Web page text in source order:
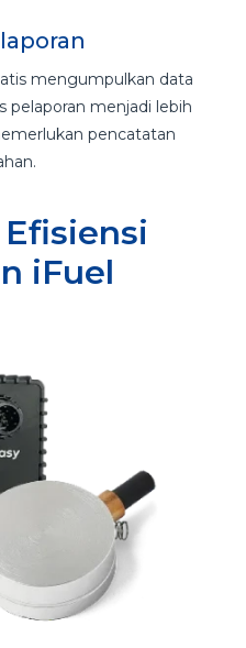
mengumpulkan data
pelaporan menjadi lebih
pencatatan
iFuel